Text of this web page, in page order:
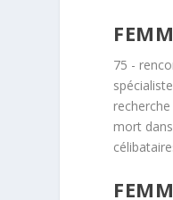
75 -
mort